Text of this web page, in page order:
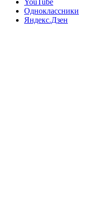
YouTube
Одноклассники
Яндекс.Дзен